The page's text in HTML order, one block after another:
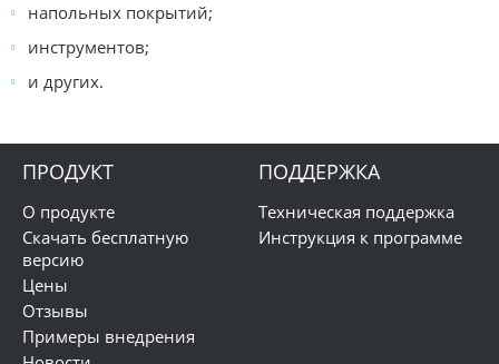
напольных покрытий;
инструментов;
и других.
ПРОДУКТ
О продукте
Скачать бесплатную
версию
Цены
Отзывы
Примеры внедрения
ПОДДЕРЖКА
Техническая поддержка
Инструкция к программе